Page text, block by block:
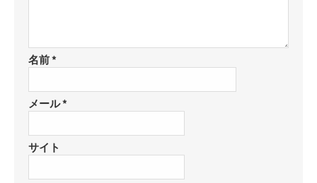
名前*
メール*
サイト